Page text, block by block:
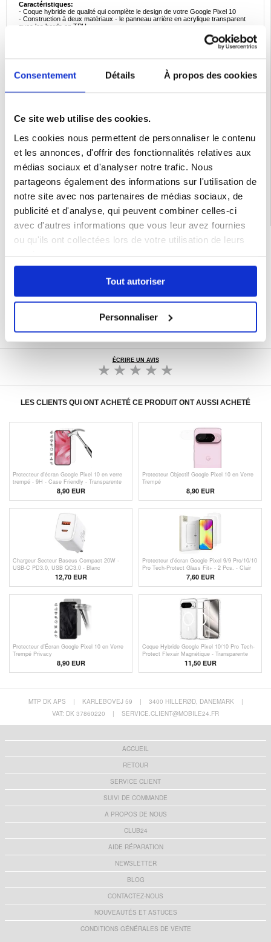
Consentement Détails À propos des cookies
Ce site web utilise des cookies.
Les cookies nous permettent de personnaliser le contenu
et les annonces, d'offrir des fonctionnalités relatives aux
médias sociaux et d'analyser notre trafic. Nous
partageons également des informations sur l'utilisation de
notre site avec nos partenaires de médias sociaux, de
publicité et d'analyse, qui peuvent combiner celles-ci
avec d'autres informations que vous leur avez fournies
ou qu'ils ont collectées lors de votre utilisation de leurs
Tout autoriser
Personnaliser
Caractéristiques:
- Coque hybride de qualité qui complète le design de votre Google Pixel 10
- Construction à deux matériaux - le panneau arrière en acrylique transparent
avec les bords en TPU
- Fine et légère, elle protège votre Google Pixel 10 tout en lui ajoutant un
- Les bords surélevés autour de l'écran le protègent des rayures quand il est
- Touches tactiles spécialement conçues pour une protection supplémentaire
- Cette magnifique coque hybride pour Google Pixel 10 est faite en acrylique et
EAN: 5714122538451
Catégories associées:Accessoires téléphone, Coque & Accessoires Google
Google Pixel 10 Coque & Accessoires
LIVRAISON RAPIDE
POLITIQUE DE RETOUR DE 30 JOURS
PLUS DE 8 000 000 DE CLIENTS
ÉCRIRE UN AVIS
LES CLIENTS QUI ONT ACHETÉ CE PRODUIT ONT AUSSI ACHETÉ
Protecteur d'écran Google Pixel 10 en verre
trempé - 9H - Case Friendly - Transparente
8,90 EUR
Protecteur Objectif Google Pixel 10 en Verre
Trempé
8,90 EUR
Chargeur Secteur Baseus Compact 20W -
USB-C PD3.0, USB QC3.0 - Blanc
12,70EUR
Protecteur d'écran Google Pixel 9/9 Pro/10/10
Pro Tech-Protect Glass Fit+ - 2 Pcs. - Clair
7,60 EUR
Protecteur d’Écran Google Pixel 10 en Verre
Trempé Privacy
8,90 EUR
Coque Hybride Google Pixel 10/10 Pro Tech-
Protect Flexair Magnétique - Transparente
11,50 EUR
MTP DK APS | KARLEBOVEJ 59 | 3400 HILLERØD, DANEMARK
|
VAT: DK 37860220
| SERVICE.CLIENT@MOBILE24.FR
ACCUEIL
RETOUR
SERVICE CLIENT
SUIVI DE COMMANDE
A PROPOS DE NOUS
CLUB24
AIDE RÉPARATION
NEWSLETTER
BLOG
CONTACTEZ-NOUS
NOUVEAUTÉS ET ASTUCES
CONDITIONS GÉNÉRALES DE VENTE